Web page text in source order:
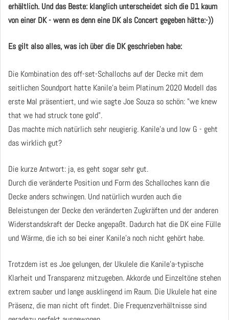
erhältlich. Und das Beste: klanglich unterscheidet sich die D1 kaum
von einer DK - wenn es denn eine DK als Concert gegeben hätte:-))
Es gilt also alles, was ich über die DK geschrieben habe:
Die Kombination des off-set-Schallochs auf der Decke mit dem
seitlichen Soundport hatte Kanile'a beim Platinum 2020 Modell das
erste Mal präsentiert, und wie sagte Joe Souza so schön: "we knew
that we had struck tone gold".
Das machte mich natürlich sehr neugierig. Kanile'a und low G - geht
das wirklich gut?
Die kurze Antwort: ja, es geht sogar sehr gut.
Durch die veränderte Position und Form des Schalloches kann die
Decke anders schwingen. Und natürlich wurden auch die
Beleistungen der Decke den veränderten Zugkräften und der anderen
Widerstandskraft der Decke angepaßt. Dadurch hat die DK eine Fülle
und Wärme, die ich so bei einer Kanile'a noch nicht gehört habe.
Trotzdem ist es Joe gelungen, der Ukulele die Kanile'a-typische
Klarheit und Transparenz mitzugeben. Akkorde und Einzeltöne stehen
extrem sauber und lange ausklingend im Raum. Die Ukulele hat eine
Präsenz, die man nicht oft findet. Die Frequenzverhältnisse sind